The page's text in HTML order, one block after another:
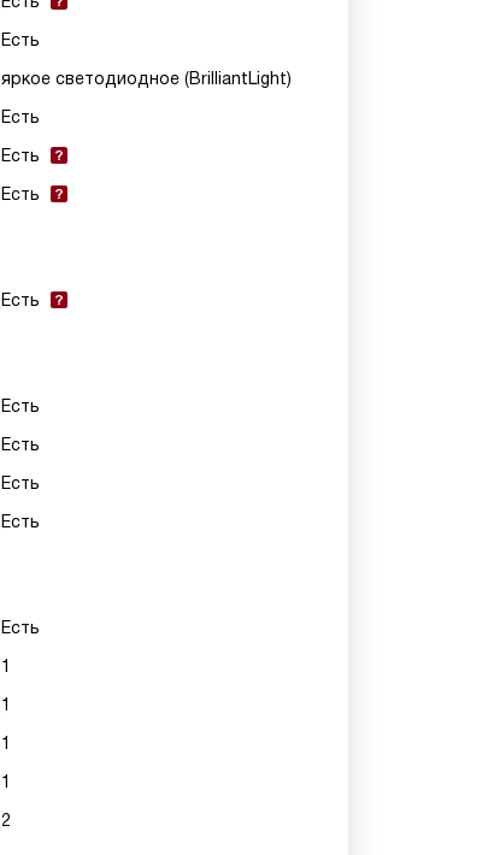
Есть
яркое светодиодное (BrilliantLight)
Есть
Есть
Есть
Есть
Есть
Есть
Есть
Есть
Есть
1
1
1
1
2